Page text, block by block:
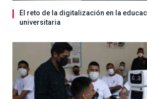
El reto de la digitalización en la
universitaria